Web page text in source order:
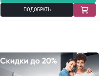
ПОДОБРАТЬ